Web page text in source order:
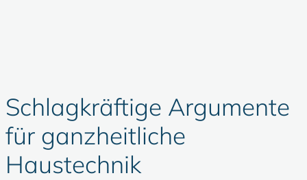
Schlagkräftige Argumente
für ganzheitliche
Haustechnik